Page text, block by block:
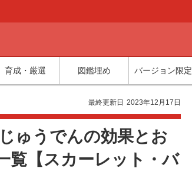
育成・厳選 図鑑埋め バージョン限定
最終更新日 2023年12月17日
ゅうでんの効果とお
覧【スカーレット・バ